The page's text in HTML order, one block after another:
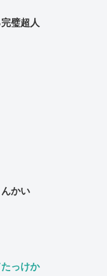
璧超人
かい
っけか